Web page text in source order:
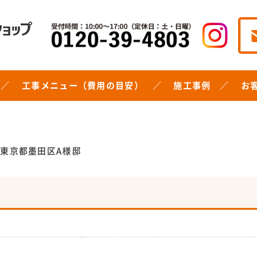
工事メニュー（費用の目安） 施工事例 お
東京都墨田区A様邸